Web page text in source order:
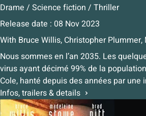
Drame / Science fiction / Thriller
Release date : 08 Nov 2023
With Bruce Willis, Christopher
Nous sommes en l’an 2035. Les
virus ayant décimé 99% de la
Cole, hanté depuis des années par
Infos, trailers & details